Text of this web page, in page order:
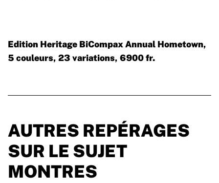
Edition Heritage BiCompax Annual Hometown,
5 couleurs, 23 variations, 6900 fr.
AUTRES REPÉRAGES
SUR LE SUJET
MONTRES